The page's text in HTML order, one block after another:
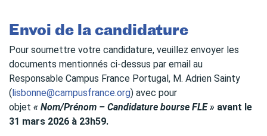
Envoi de la candidature
Pour soumettre votre candidature, veuillez envoyer les
documents mentionnés ci-dessus par email au
Responsable Campus France Portugal, M. Adrien Sainty
( lisbonne@campusfrance.org) avec pour
objet « Nom/Prénom – Candidature bourse FLE » avant le
31 mars 2026 à 23h59.